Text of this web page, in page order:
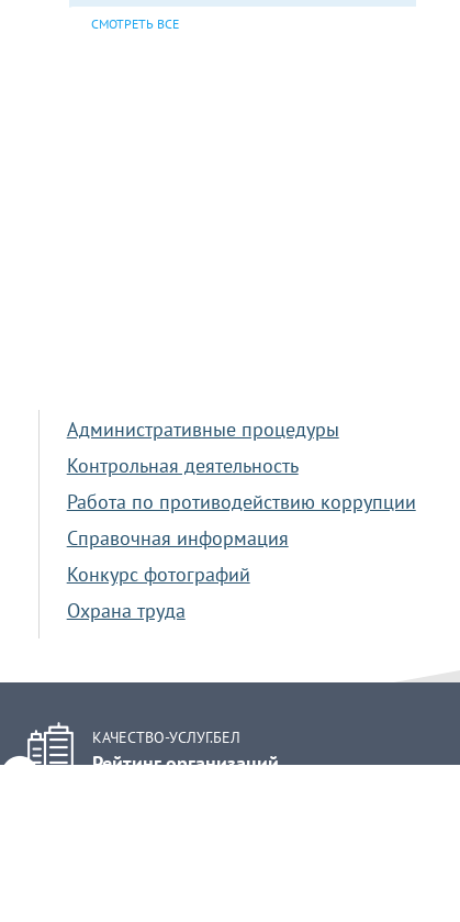
СМОТРЕТЬ ВСЕ
Административные процедуры
Контрольная деятельность
Работа по противодействию коррупции
Справочная информация
Конкурс фотографий
Охрана труда
КАЧЕСТВО-УСЛУГ.БЕЛ
Рейтинг организаций